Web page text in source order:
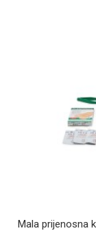
Mala prijenosna